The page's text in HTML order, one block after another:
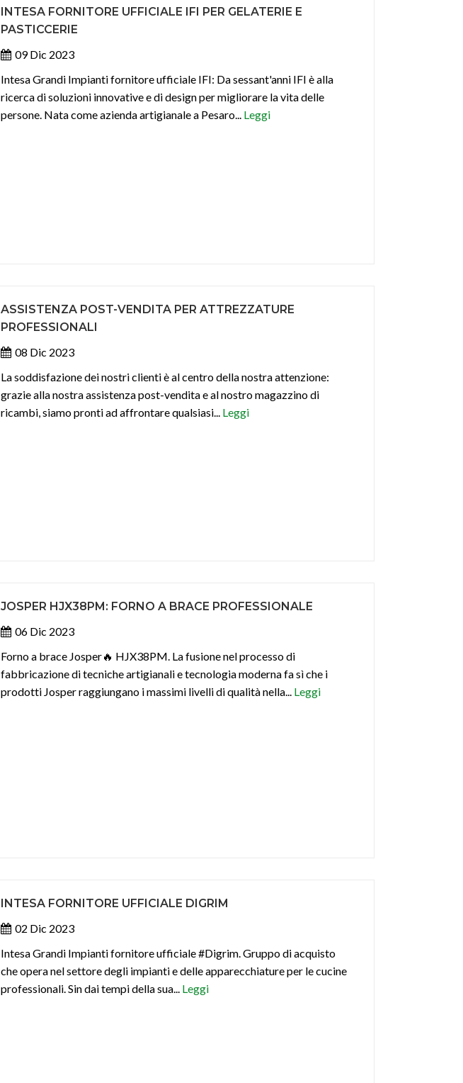
INTESA FORNITORE UFFICIALE IFI PER GELATERIE E
PASTICCERIE
09 Dic 2023
Intesa Grandi Impianti fornitore ufficiale IFI: Da sessant'anni IFI è alla
ricerca di soluzioni innovative e di design per migliorare la vita delle
persone. Nata come azienda artigianale a Pesaro... Leggi
ASSISTENZA POST-VENDITA PER ATTREZZATURE
PROFESSIONALI
08 Dic 2023
La soddisfazione dei nostri clienti è al centro della nostra attenzione:
grazie alla nostra assistenza post-vendita e al nostro magazzino di
ricambi, siamo pronti ad affrontare qualsiasi... Leggi
JOSPER HJX38PM: FORNO A BRACE PROFESSIONALE
06 Dic 2023
Forno a brace Josper🔥 HJX38PM. La fusione nel processo di
fabbricazione di tecniche artigianali e tecnologia moderna fa sì che i
prodotti Josper raggiungano i massimi livelli di qualità nella... Leggi
INTESA FORNITORE UFFICIALE DIGRIM
02 Dic 2023
Intesa Grandi Impianti fornitore ufficiale #Digrim. Gruppo di acquisto
che opera nel settore degli impianti e delle apparecchiature per le cucine
professionali. Sin dai tempi della sua... Leggi